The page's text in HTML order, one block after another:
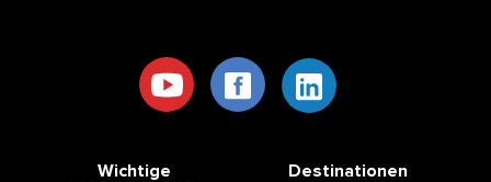
Wichtige
Destinationen